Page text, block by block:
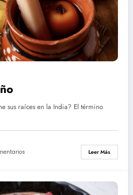
sus raíces en la India? El término
Leer Más